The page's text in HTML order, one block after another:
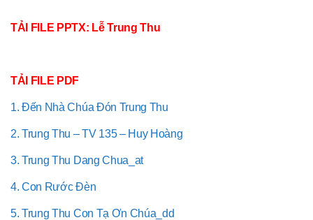
TẢI FILE PPTX: Lễ Trung Thu
TẢI FILE PDF
1. Đến Nhà Chúa Đón Trung Thu
2. Trung Thu – TV 135 – Huy Hoàng
3. Trung Thu Dang Chua_at
4. Con Rước Đèn
5. Trung Thu Con Tạ Ơn Chúa_dd